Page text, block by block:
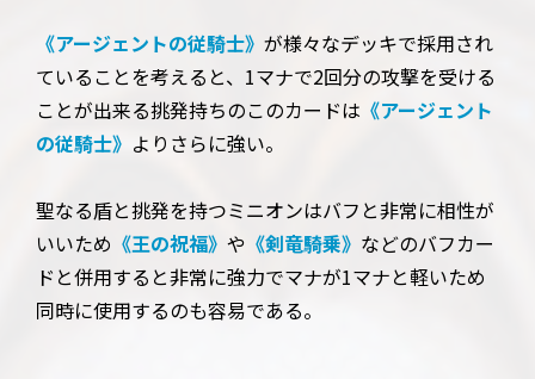
《アージェントの従騎士》 が様々なデッキで採用され
ていることを考えると、1マナで2回分の攻撃を受ける
ことが出来る挑発持ちのこのカードは 《アージェント
の従騎士》 よりさらに強い。
聖なる盾と挑発を持つミニオンはバフと非常に相性が
いいため 《王の祝福》 や 《剣竜騎乗》 などのバフカー
ドと併用すると非常に強力でマナが1マナと軽いため
同時に使用するのも容易である。